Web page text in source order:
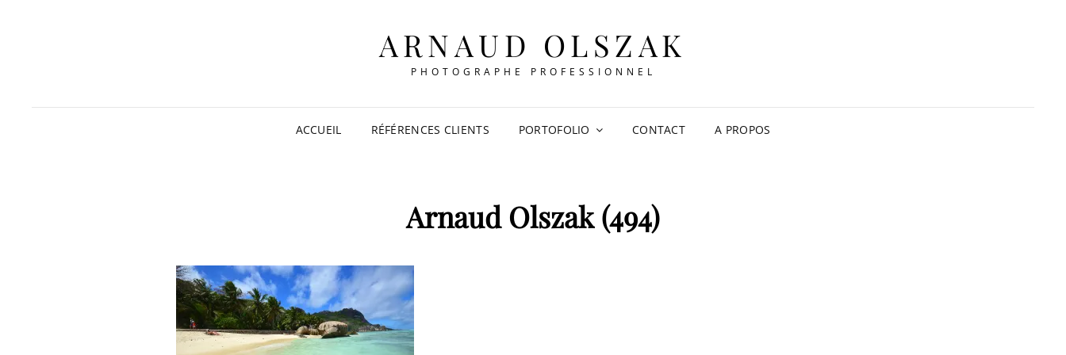
ARNAUD OLSZAK
PHOTOGRAPHE PROFESSIONNEL
ACCUEIL RÉFÉRENCES CLIENTS PORTOFOLIO CONTACT A PROPOS
Arnaud Olszak (494)